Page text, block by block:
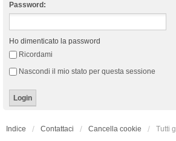
Password:
Ho dimenticato la password
Ricordami
Nascondi il mio stato per questa sessione
Indice Contattaci Cancella cookie Tutti